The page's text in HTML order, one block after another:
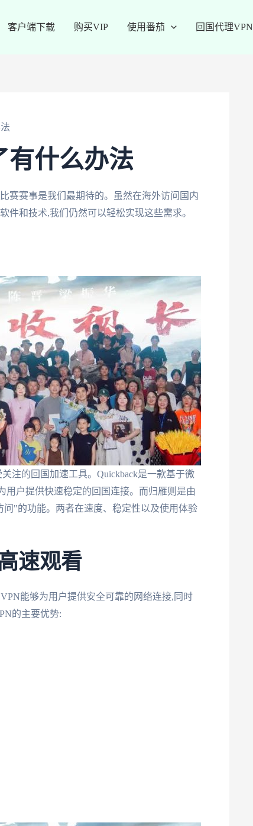
客户端下载 购买VIP 使用番茄 回国代理VPN
有什么办法
赛赛事是我们最期待的。虽然在海外访问国内
件和技术,我们仍然可以轻松实现这些需求。
注的回国加速工具。Quickback是一款基于微
用户提供快速稳定的回国连接。而归雁则是由
"的功能。两者在速度、稳定性以及使用体验
速观看
能够为用户提供安全可靠的网络连接,同时
的主要优势: